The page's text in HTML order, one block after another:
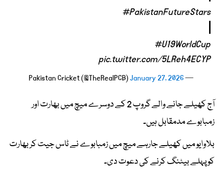
#PakistanFutureStars
#U19WorldCup
pic.twitter.com/5LReh4ECYP
— Pakistan Cricket (@TheRealPCB)
January 27, 2026
آج کھیلے جانے والے گروپ 2 کے دوسرے میچ میں بھارت اور
زمبابوے مدمقابل ہیں۔
بلاوایو میں کھیلے جارہے میچ میں زمبابوے نے ٹاس جیت کر بھارت
کو پہلے بیٹنگ کرنے کی دعوت دی۔